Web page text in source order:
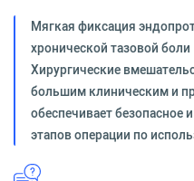
Мягкая фиксация
хронической тазовой боли
Хирургические
большим клиническим и
обеспечивает безопасное
этапов операции по